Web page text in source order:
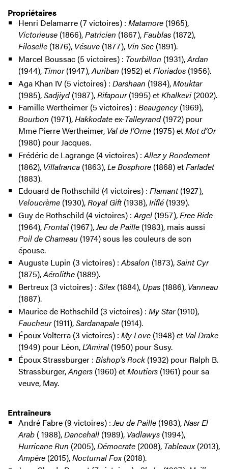
Propriétaires
Henri Delamarre (7 victoires) : Matamore (1965),
Victorieuse (1866),Patricien (1867),Faublas(1872),
Filoselle(1876), Vésuve(1877), Vin Sec(1891).
Marcel Boussac (5 victoires) : Tourbillon (1931),Ardan
(1944), Timor(1947),Auriban (1952) etFloriados(1956).
Aga Khan IV (5 victoires) : Darshaan (1984),Mouktar
(1985),Sadjiyd(1987),Rifapour(1995) etKhalkevi (2002).
Famille Wertheimer (5 victoires) : Beaugency (1969),
Bourbon (1971),Hakkodateex-Talleyrand(1972) pour
Mme Pierre Wertheimer, Val de l’Orne(1975) etMot d’Or
(1980) pour Jacques.
Frédéric de Lagrange (4 victoires) :Allez y Rondement
(1862), Villafranca(1863),Le Bosphore (1868) etFarfadet
(1883).
Edouard de Rothschild (4 victoires) : Flamant(1927),
Veloucrème (1930),Royal Gift(1938),Iriflé(1939).
Guy de Rothschild (4 victoires) :Argel(1957),Free Ride
(1964),Frontal(1967),Jeu de Paille(1983), mais aussi
Poil de Chameau(1974) sous les couleurs de son
épouse.
Auguste Lupin (3 victoires) :Absalon (1873),Saint Cyr
(1875),Aérolithe(1889).
Bertreux (3 victoires) : Silex(1884), Upas (1886), Vanneau
(1887).
Maurice de Rothschild (3 victoires) : My Star(1910),
Faucheur(1911),Sardanapale(1914).
Époux Volterra (3 victoires) : My Love(1948) et Val Drake
(1949) pour Léon,L’Amiral (1950) pour Susy.
Époux Strassburger : Bishop’s Rock(1932) pour Ralph B.
Strassburger,Angers (1960) etMoutiers (1961) pour sa
veuve, May.
Entraîneurs
André Fabre (9 victoires) :Jeu de Paille(1983),Nasr El
Arab( 1988),Dancehall(1989), Vadlawys(1994),
Hurricane Run (2005),Démocrate(2008), Tableaux(2013),
Ampère (2015),Nocturnal Fox(2018).